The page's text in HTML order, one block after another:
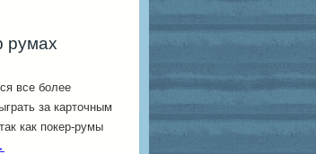
румах
все более
за карточным
как покер-румы